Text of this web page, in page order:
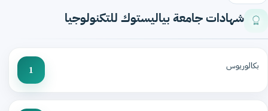
شهادات جامعة بياليستوك للتكنولوجيا
بكالوريوس 1